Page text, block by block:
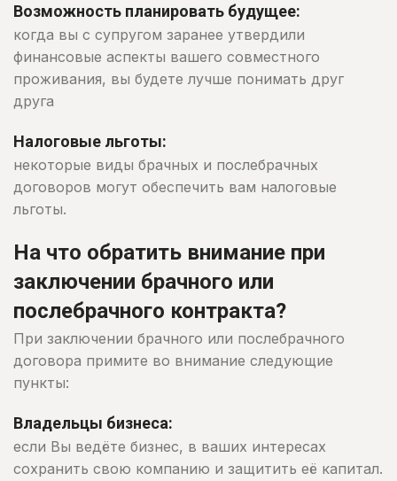
Возможность планировать будущее:
когда вы с супругом заранее утвердили
финансовые аспекты вашего совместного
проживания, вы будете лучше понимать друг
друга
Налоговые льготы:
некоторые виды брачных и послебрачных
договоров могут обеспечить вам налоговые
льготы.
На что обратить внимание при
заключении брачного или
послебрачного контракта?
При заключении брачного или послебрачного
договора примите во внимание следующие
пункты:
Владельцы бизнеса:
если Вы ведёте бизнес, в ваших интересах
сохранить свою компанию и защитить её капитал.